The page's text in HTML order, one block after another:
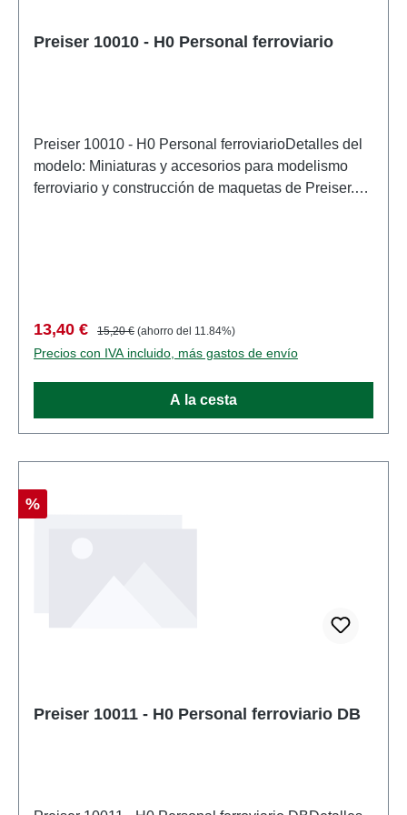
Preiser 10010 - H0 Personal ferroviario
Preiser 10010 - H0 Personal ferroviarioDetalles del
modelo: Miniaturas y accesorios para modelismo
ferroviario y construcción de maquetas de Preiser.
PreiserNúmero de artículo: 10010numero de piezas:
Conjunto de varias piezasEAN: 4041032100104tipo
de producto: Cifraspista: H0escala:
1:87Recomendación de edad: A partir de 14 años
Precio de venta:
13,40 € Precio normal:
15,20 € (ahorro del 11.84%)
Precios con IVA incluido, más gastos de envío
A la cesta
Descuento
%
Preiser 10011 - H0 Personal ferroviario DB